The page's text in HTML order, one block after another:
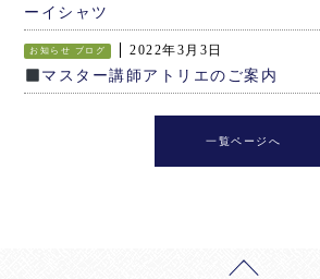
ーイシャツ
お知らせ ブログ 2022年3月3日
マスター講師アトリエのご案内
一覧ページへ